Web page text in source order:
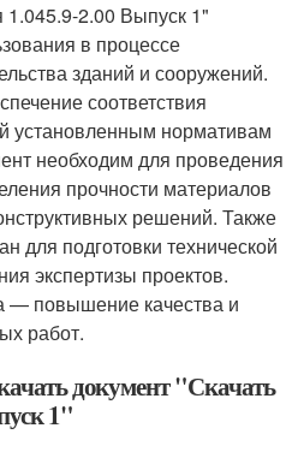
2.00 Выпуск 1"
в процессе
зданий и сооружений.
соответствия
установленным нормативам
необходим для проведения
прочности материалов
решений. Также
для подготовки технической
экспертизы проектов.
— повышение качества и
работ.
документ "Скачать
1"